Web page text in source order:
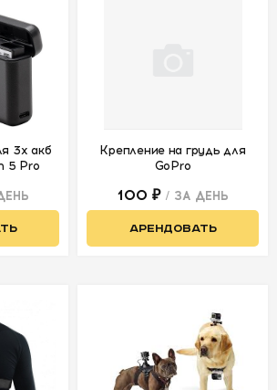
3х акб
5 Pro
Крепление на грудь для
GoPro
100 ₽ / ЗА ДЕНЬ
АРЕНДОВАТЬ